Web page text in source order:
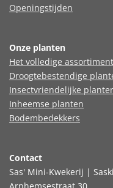
Openingstijden
Onze planten
Het volledige assortiment
Droogtebestendige
Insectvriendelijke
Inheemse planten
Bodembedekkers
Contact
Sas' Mini-Kwekerij |